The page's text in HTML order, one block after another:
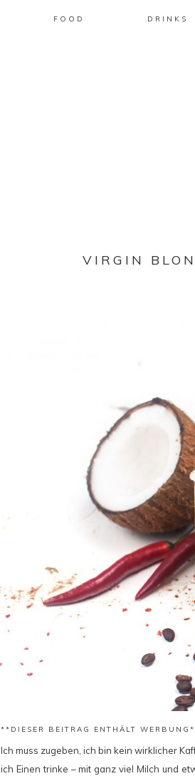
FOOD DRINKS
VIRGIN
**DIESER BEITRAG ENTHÄLT
Ich muss zugeben, ich bin kein wirklicher
ich Einen trinke – mit ganz viel Milch und